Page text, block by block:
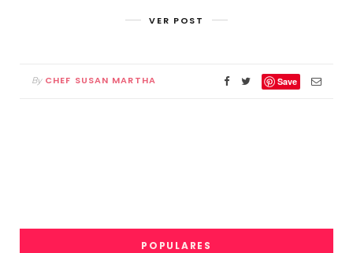
VER POST
By CHEF SUSAN MARTHA Save
POPULARES